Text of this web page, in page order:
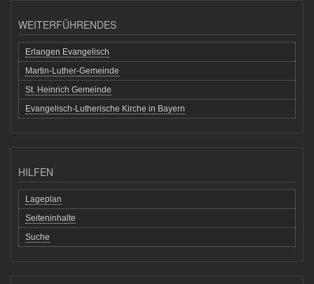
WEITERFÜHRENDES
Erlangen Evangelisch
Martin-Luther-Gemeinde
St. Heinrich Gemeinde
Evangelisch-Lutherische Kirche in Bayern
HILFEN
Lageplan
Seiteninhalte
Suche